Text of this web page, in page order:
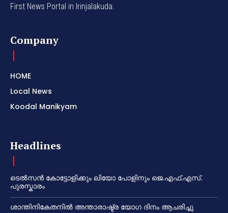
First News Portal in Irinjalakuda.
Company
HOME
Local News
Koodal Manikyam
Headlines
ടെൽസൻ കോട്ടോളിക്കും ലിയോ പോളിനും ജെ.എഫ്.എസ്.
പുരസ്കാരം
ശാന്തിനികേതനിൽ അന്താരാഷ്ട്ര യോഗ ദിനം ആചരിച്ചു